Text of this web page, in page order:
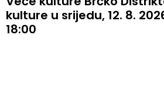
kulture u srijedu, 12. 8.
18:00